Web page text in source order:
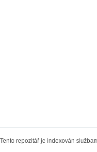
Tento repozitář je indexován